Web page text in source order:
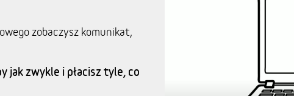
zobaczysz komunikat,
jak zwykle i płacisz tyle, co